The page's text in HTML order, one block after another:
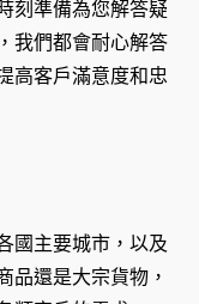
刻準備為您解答疑
我們都會耐心解答
高客戶滿意度和忠
國主要城市，以及
品還是大宗貨物，